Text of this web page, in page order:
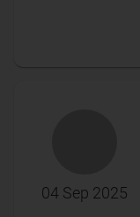
04 Sep 2025